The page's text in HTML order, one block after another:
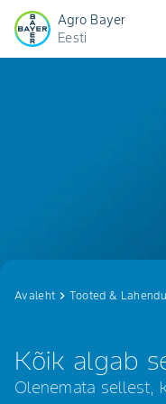
Agro Bayer
Eesti
Avaleht keyboard_arrow_rightTooted &
Kõik algab
Olenemata sellest,